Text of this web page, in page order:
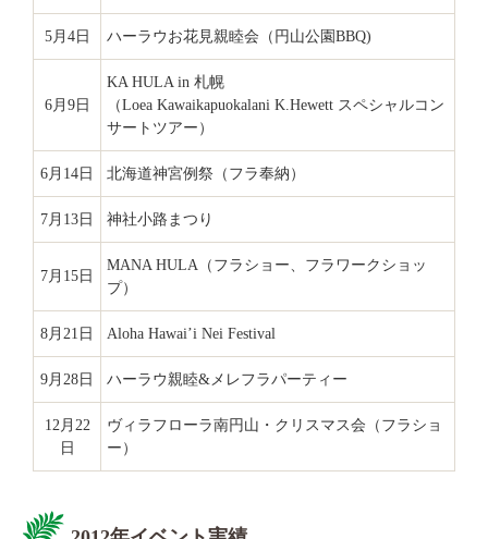
5月4日 ハーラウお花見親睦会（円山公園BBQ)
6月9日
KA HULA in 札幌
（Loea Kawaikapuokalani K.Hewett スペシャルコン
サートツアー）
6月14日 北海道神宮例祭（フラ奉納）
7月13日 神社小路まつり
7月15日
MANA HULA（フラショー、フラワークショッ
プ）
8月21日 Aloha Hawai’i Nei Festival
9月28日 ハーラウ親睦&メレフラパーティー
12月22
日
ヴィラフローラ南円山・クリスマス会（フラショ
ー）